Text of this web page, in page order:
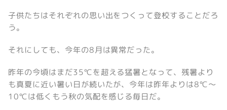
子供たちはそれぞれの思い出をつくって登校することだろ
う。
それにしても、今年の8月は異常だった。
昨年の今頃はまだ35℃を超える猛暑となって、残暑より
も真夏に近い暑い日が続いたが、今年は昨年よりは8℃～
10℃は低くもう秋の気配を感じる毎日だ。